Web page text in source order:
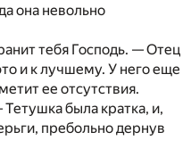
она невольно
тебя Господь. — Отец
и к лучшему. У него еще
ее отсутствия.
была кратка, и,
пребольно дернув